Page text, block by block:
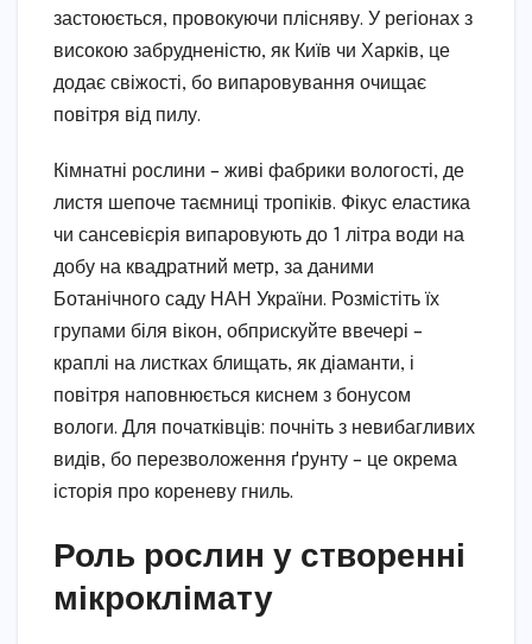
застоюється, провокуючи плісняву. У регіонах з
високою забрудненістю, як Київ чи Харків, це
додає свіжості, бо випаровування очищає
повітря від пилу.
Кімнатні рослини – живі фабрики вологості, де
листя шепоче таємниці тропіків. Фікус еластика
чи сансевієрія випаровують до 1 літра води на
добу на квадратний метр, за даними
Ботанічного саду НАН України. Розмістіть їх
групами біля вікон, обприскуйте ввечері –
краплі на листках блищать, як діаманти, і
повітря наповнюється киснем з бонусом
вологи. Для початківців: почніть з невибагливих
видів, бо перезволоження ґрунту – це окрема
історія про кореневу гниль.
Роль рослин у створенні
мікроклімату